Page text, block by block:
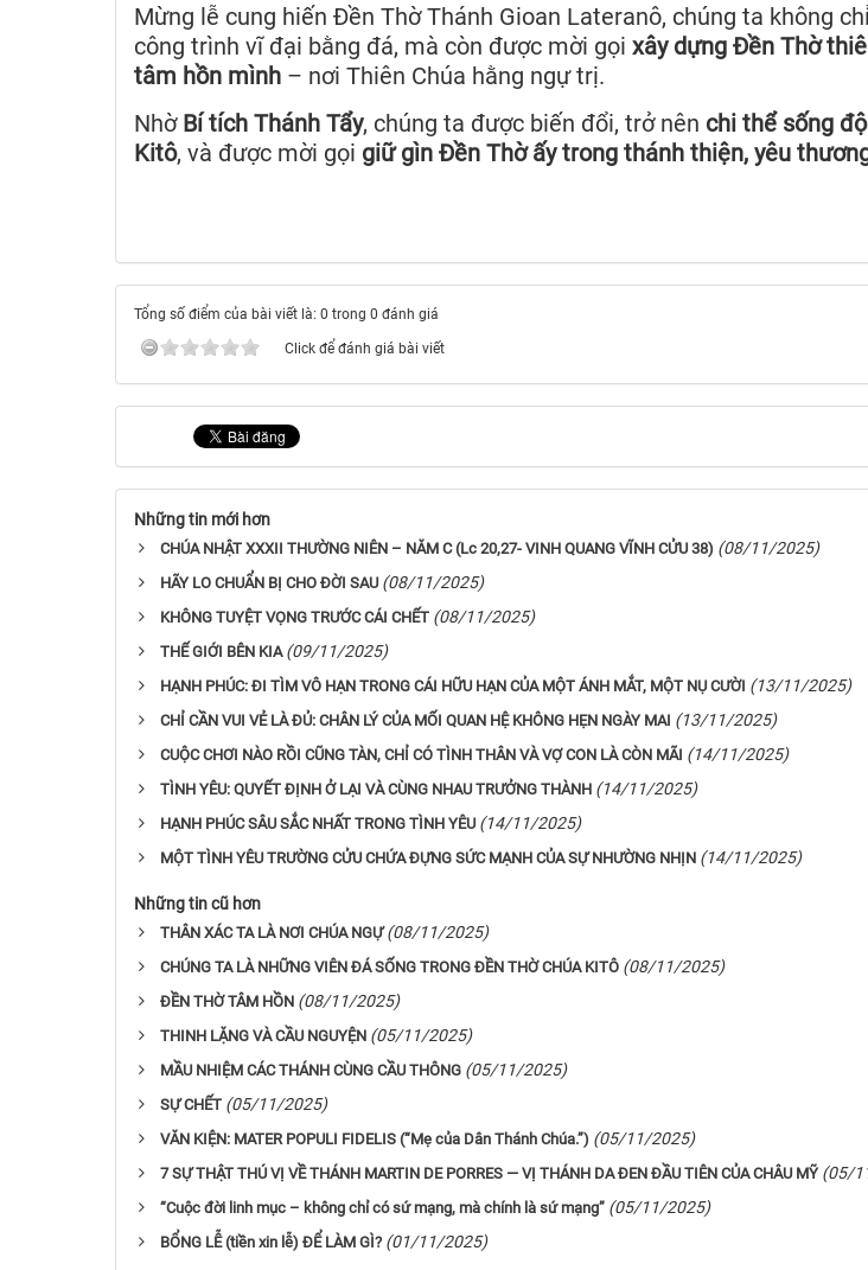
Mừng lễ cung hiến Đền Thờ Thánh Gioan Lateranô, chúng ta không
công trình vĩ đại bằng đá, mà còn được mời gọi xây dựng Đền Thờ
tâm hồn mình – nơi Thiên Chúa hằng ngự trị.
Nhờ Bí tích Thánh Tẩy, chúng ta được biến đổi, trở nên chi thể sống
Kitô, và được mời gọi giữ gìn Đền Thờ ấy trong thánh thiện, yêu
Tổng số điểm của bài viết là: 0 trong 0 đánh giá
Click để đánh giá bài viết
Những tin mới hơn
CHÚA NHẬT XXXII THƯỜNG NIÊN – NĂM C (Lc 20,27- ​​​​​​​VINH QUANG VĨNH CỬU 38) (08/11/2025)
HÃY LO CHUẨN BỊ CHO ĐỜI SAU (08/11/2025)
KHÔNG TUYỆT VỌNG TRƯỚC CÁI CHẾT (08/11/2025)
THẾ GIỚI BÊN KIA (09/11/2025)
HẠNH PHÚC: ĐI TÌM VÔ HẠN TRONG CÁI HỮU HẠN CỦA MỘT ÁNH MẮT, MỘT NỤ CƯỜI (13/11/2025)
CHỈ CẦN VUI VẺ LÀ ĐỦ: CHÂN LÝ CỦA MỐI QUAN HỆ KHÔNG HẸN NGÀY MAI (13/11/2025)
CUỘC CHƠI NÀO RỒI CŨNG TÀN, CHỈ CÓ TÌNH THÂN VÀ VỢ CON LÀ CÒN MÃI (14/11/2025)
TÌNH YÊU: QUYẾT ĐỊNH Ở LẠI VÀ CÙNG NHAU TRƯỞNG THÀNH (14/11/2025)
HẠNH PHÚC SÂU SẮC NHẤT TRONG TÌNH YÊU (14/11/2025)
MỘT TÌNH YÊU TRƯỜNG CỬU CHỨA ĐỰNG SỨC MẠNH CỦA SỰ NHƯỜNG NHỊN (14/11/2025)
Những tin cũ hơn
THÂN XÁC TA LÀ NƠI CHÚA NGỰ (08/11/2025)
CHÚNG TA LÀ NHỮNG VIÊN ĐÁ SỐNG TRONG ĐỀN THỜ CHÚA KITÔ (08/11/2025)
ĐỀN THỜ TÂM HỒN (08/11/2025)
THINH LẶNG VÀ CẦU NGUYỆN (05/11/2025)
MẦU NHIỆM CÁC THÁNH CÙNG CẦU THÔNG (05/11/2025)
SỰ CHẾT (05/11/2025)
VĂN KIỆN: MATER POPULI FIDELIS (“Mẹ của Dân Thánh Chúa.”) (05/11/2025)
7 SỰ THẬT THÚ VỊ VỀ THÁNH MARTIN DE PORRES — VỊ THÁNH DA ĐEN ĐẦU TIÊN CỦA CHÂU MỸ (05/
“Cuộc đời linh mục – không chỉ có sứ mạng, mà chính là sứ mạng” (05/11/2025)
BỔNG LỄ (tiền xin lễ) ĐỂ LÀM GÌ? (01/11/2025)